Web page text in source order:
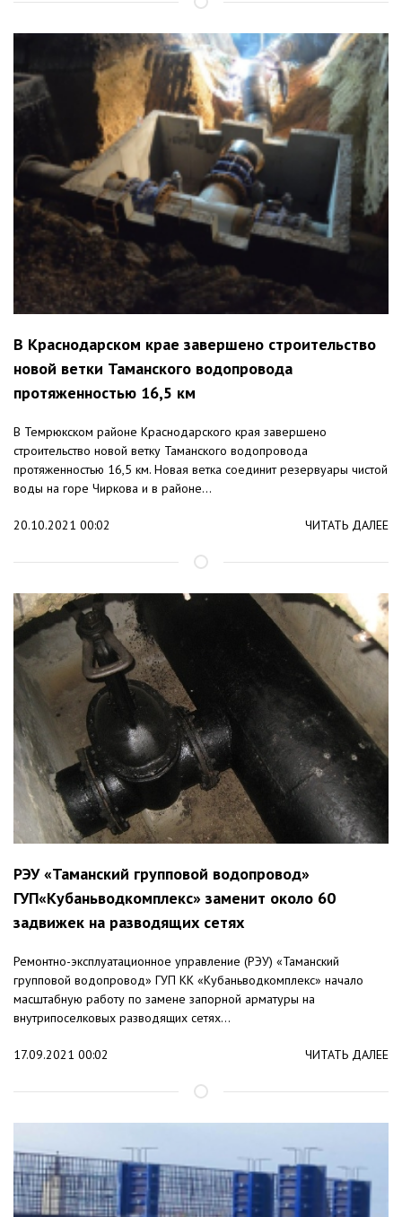
В Краснодарском крае завершено строительство
новой ветки Таманского водопровода
протяженностью 16,5 км
В Темрюкском районе Краснодарского края завершено
строительство новой ветку Таманского водопровода
протяженностью 16,5 км. Новая ветка соединит резервуары чистой
воды на горе Чиркова и в районе...
20.10.2021 00:02 ЧИТАТЬ ДАЛЕЕ
РЭУ «Таманский групповой водопровод»
ГУП«Кубаньводкомплекс» заменит около 60
задвижек на разводящих сетях
Ремонтно-эксплуатационное управление (РЭУ) «Таманский
групповой водопровод» ГУП KK «Кубаньводкомплекс» начало
масштабную работу по замене запорной арматуры на
внутрипоселковых разводящих сетях...
17.09.2021 00:02 ЧИТАТЬ ДАЛЕЕ